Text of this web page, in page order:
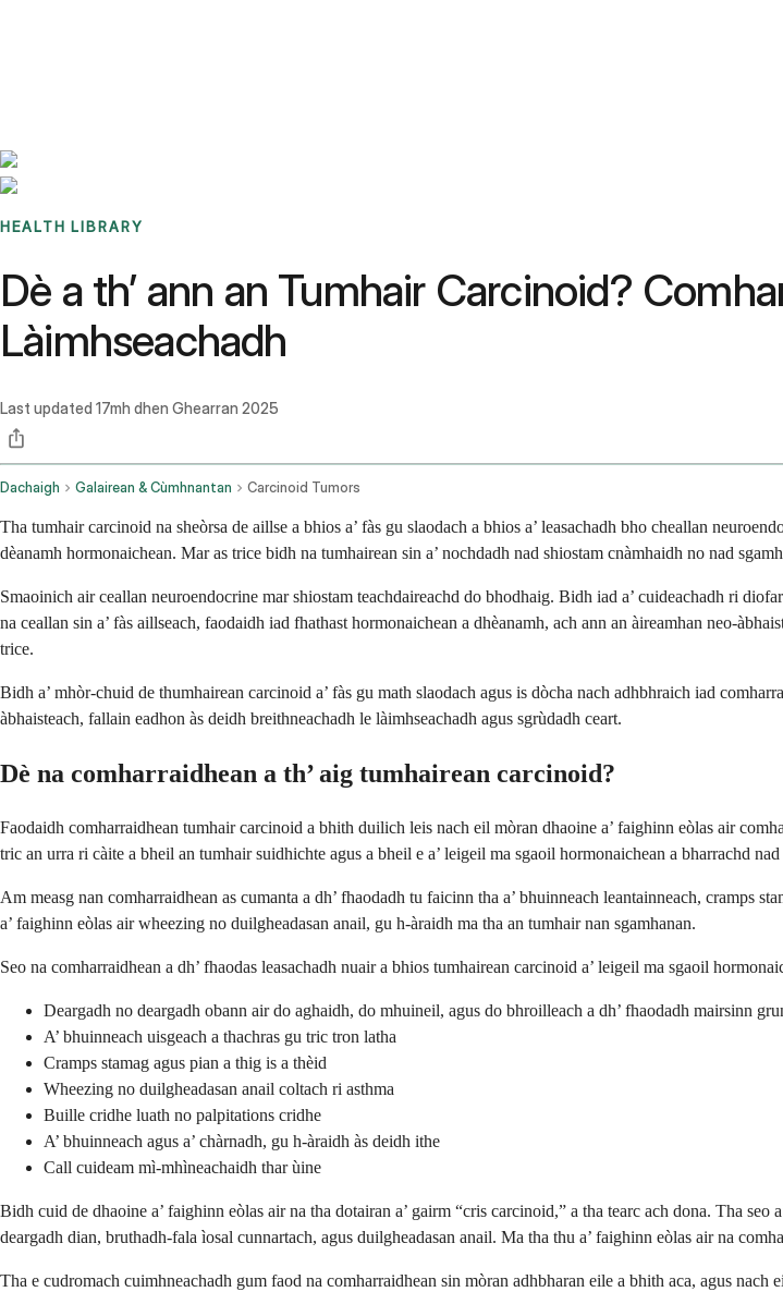
HEALTH LIBRARY
Dè a th’ ann an Tumhair Carcinoid?
Làimhseachadh
Last updated 17mh dhen Ghearran 2025
Dachaigh Galairean & Cùmhnantan Carcinoid Tumors
Tha tumhair carcinoid na sheòrsa de aillse a bhios a’ fàs gu slaodach a bhios a’ leasachadh bho cheallan
dèanamh hormonaichean. Mar as trice bidh na tumhairean sin a’ nochdadh nad shiostam cnàmhaidh no nad
Smaoinich air ceallan neuroendocrine mar shiostam teachdaireachd do bhodhaig. Bidh iad a’ cuideachadh ri
na ceallan sin a’ fàs aillseach, faodaidh iad fhathast hormonaichean a dhèanamh, ach ann an àireamhan neo-
trice.
Bidh a’ mhòr-chuid de thumhairean carcinoid a’ fàs gu math slaodach agus is dòcha nach adhbhraich iad
àbhaisteach, fallain eadhon às deidh breithneachadh le làimhseachadh agus sgrùdadh ceart.
Dè na comharraidhean a th’ aig tumhairean carcinoid?
Faodaidh comharraidhean tumhair carcinoid a bhith duilich leis nach eil mòran dhaoine a’ faighinn eòlas air
tric an urra ri càite a bheil an tumhair suidhichte agus a bheil e a’ leigeil ma sgaoil hormonaichean a bharrachd
Am measg nan comharraidhean as cumanta a dh’ fhaodadh tu faicinn tha a’ bhuinneach leantainneach, cramps
a’ faighinn eòlas air wheezing no duilgheadasan anail, gu h-àraidh ma tha an tumhair nan sgamhanan.
Seo na comharraidhean a dh’ fhaodas leasachadh nuair a bhios tumhairean carcinoid a’ leigeil ma sgaoil
Deargadh no deargadh obann air do aghaidh, do mhuineil, agus do bhroilleach a dh’ fhaodadh mairsinn
A’ bhuinneach uisgeach a thachras gu tric tron latha
Cramps stamag agus pian a thig is a thèid
Wheezing no duilgheadasan anail coltach ri asthma
Buille cridhe luath no palpitations cridhe
A’ bhuinneach agus a’ chàrnadh, gu h-àraidh às deidh ithe
Call cuideam mì-mhìneachaidh thar ùine
Bidh cuid de dhaoine a’ faighinn eòlas air na tha dotairan a’ gairm “cris carcinoid,” a tha tearc ach dona. Tha
deargadh dian, bruthadh-fala ìosal cunnartach, agus duilgheadasan anail. Ma tha thu a’ faighinn eòlas air na
Tha e cudromach cuimhneachadh gum faod na comharraidhean sin mòran adhbharan eile a bhith aca, agus